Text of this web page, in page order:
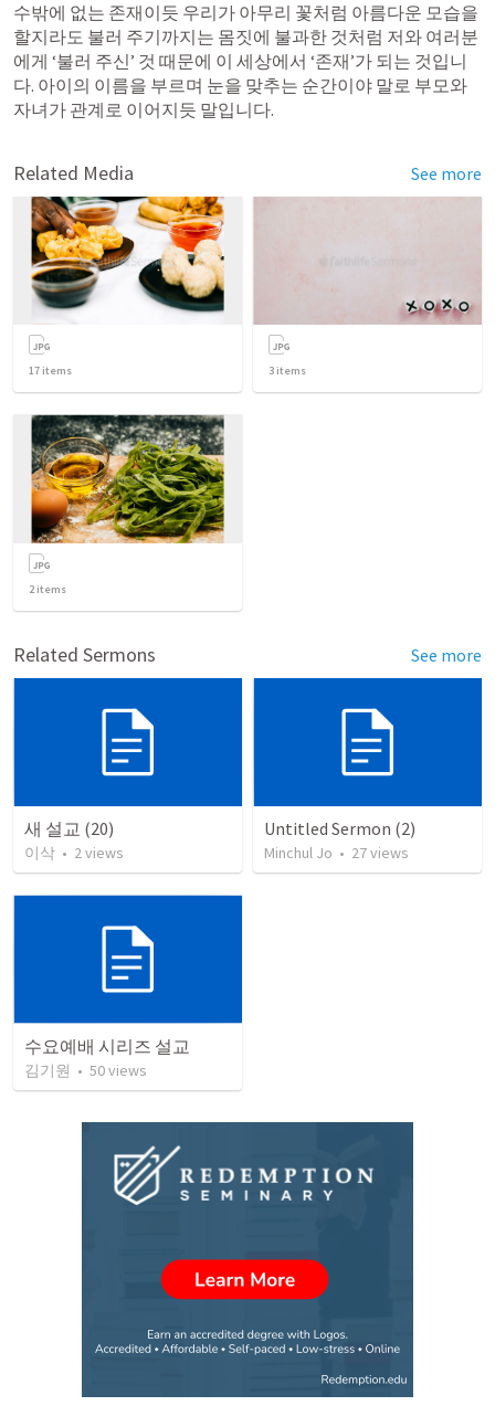
수밖에 없는 존재이듯 우리가 아무리 꽃처럼 아름다운 모습을
할지라도 불러 주기까지는 몸짓에 불과한 것처럼 저와 여러분
에게 ‘불러 주신’ 것 때문에 이 세상에서 ‘존재’가 되는 것입니
다. 아이의 이름을 부르며 눈을 맞추는 순간이야 말로 부모와
자녀가 관계로 이어지듯 말입니다.
Related Media See more
17 items 3 items
2items
Related Sermons See more
새 설교 (20)
이삭 • 2views
Untitled Sermon (2)
Minchul Jo • 27views
수요예배 시리즈 설교
김기원 • 50views